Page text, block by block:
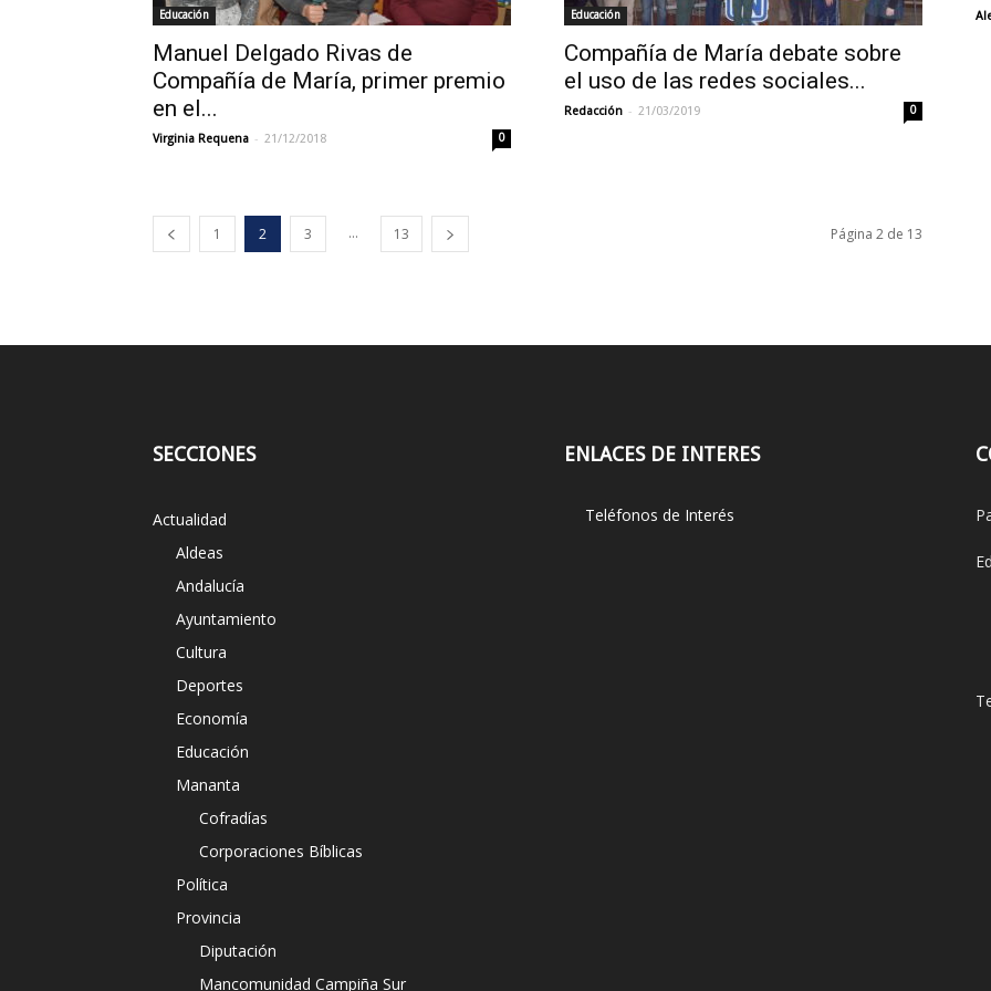
Educación
Manuel Delgado Rivas de
Compañía de María, primer premio
en el...
Virginia Requena - 21/12/2018 0
Educación
Compañía de María debate sobre
el uso de las redes sociales...
Redacción - 21/03/2019 0
1 2 3 ... 13 Página 2 de 13
SECCIONES
Actualidad
Aldeas
Andalucía
Ayuntamiento
Cultura
Deportes
Economía
Educación
Mananta
Cofradías
Corporaciones Bíblicas
Política
Provincia
Diputación
Mancomunidad Campiña Sur
ENLACES DE INTERES
Teléfonos de Interés